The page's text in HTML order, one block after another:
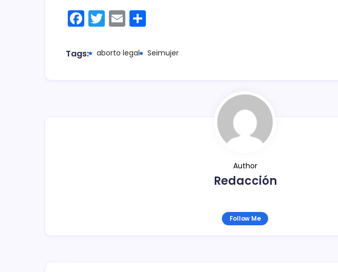
F
a
c
T
w
itt
E
m
ai m
Tags: aborto legal Seimujer
Author
Redacción
Follow Me